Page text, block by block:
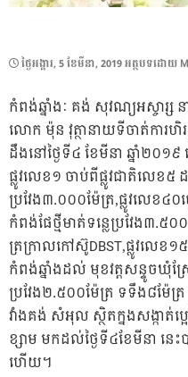
POSTED
ថ្ងៃ​អង្គារ, 5 ខែ​មីនា, 2019អត្ថបទដោយ
កំពង់ឆ្នាំងៈ គង់ សុវណ្យអស្ចារ្ស
លោក ម៉ុន វុត្ថានាយទីចាត់ការហិ
ដឹងនៅថ្ងៃទី៤ ខែមីនា ឆ្នាំ២០១៩
ផ្លូវលេខ១ ចាប់ពីផ្លូវជាតិលេខ
ប្រវែង៣.០០០ម៉ែត្រ,ផ្លូវលេខ៤
កំពង់ផែថ្មីមាត់ទន្លេប្រវែង៣.៥
ត្រក្រាលកៅស៊ូDBST,ផ្លូវលេខ១
កំពង់ឆ្នាំងដល់ មុខវត្តសន្ទូចឃុំស្រ
ប្រវែង២.៥០០ម៉ែត្រ ទទឹង៨ម៉ែ
វាំងគង់ សំអុល ស្ថិតក្នងសង្កាត់ប្អ
ខ្សាម មកដល់ថៃ្ងទី៤ខែមីនា នេ
ហើយ។